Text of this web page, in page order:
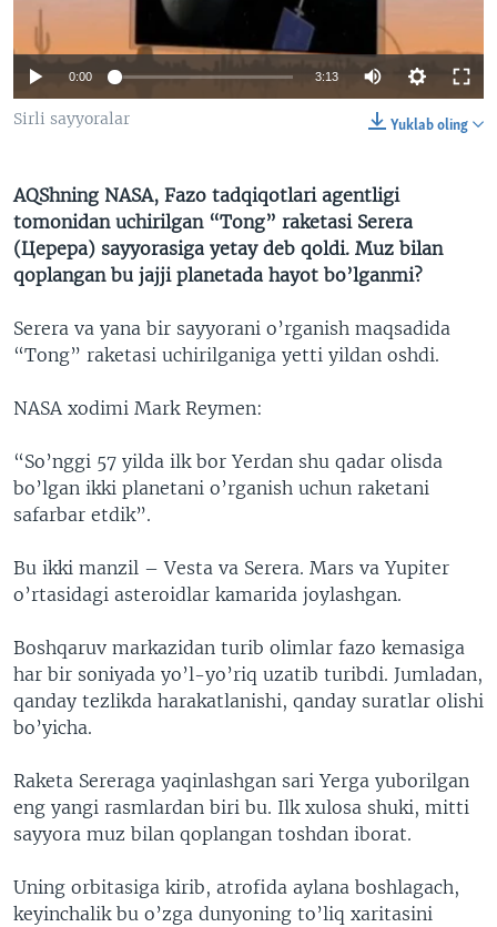
XABARLAR SURATLARDA
TELEGRAM
TWITTER
0:00 3:13
Yuklab oling
Sirli sayyoralar
AQShning NASA, Fazo tadqiqotlari agentligi
tomonidan uchirilgan “Tong” raketasi Serera
(Церера) sayyorasiga yetay deb qoldi. Muz bilan
qoplangan bu jajji planetada hayot bo’lganmi?
Serera va yana bir sayyorani o’rganish maqsadida
“Tong” raketasi uchirilganiga yetti yildan oshdi.
NASA xodimi Mark Reymen:
“So’nggi 57 yilda ilk bor Yerdan shu qadar olisda
bo’lgan ikki planetani o’rganish uchun raketani
safarbar etdik”.
Bu ikki manzil – Vesta va Serera. Mars va Yupiter
o’rtasidagi asteroidlar kamarida joylashgan.
Boshqaruv markazidan turib olimlar fazo kemasiga
har bir soniyada yo’l-yo’riq uzatib turibdi. Jumladan,
qanday tezlikda harakatlanishi, qanday suratlar olishi
bo’yicha.
Raketa Sereraga yaqinlashgan sari Yerga yuborilgan
eng yangi rasmlardan biri bu. Ilk xulosa shuki, mitti
sayyora muz bilan qoplangan toshdan iborat.
Uning orbitasiga kirib, atrofida aylana boshlagach,
keyinchalik bu o’zga dunyoning to’liq xaritasini